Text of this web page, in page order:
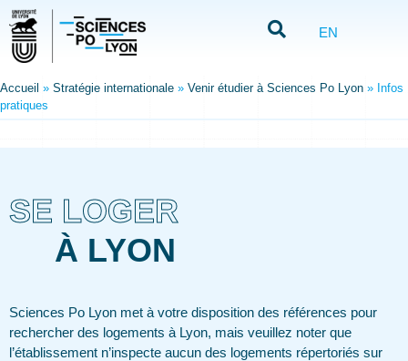
EN
Accueil » Stratégie internationale » Venir étudier à Sciences Po Lyon » Infos
pratiques
SE LOGER
À LYON
Sciences Po Lyon met à votre disposition des références pour
rechercher des logements à Lyon, mais veuillez noter que
l’établissement n’inspecte aucun des logements répertoriés sur